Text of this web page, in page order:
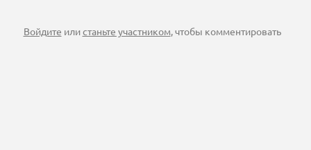
Войдите илистаньте участником, чтобы комментировать